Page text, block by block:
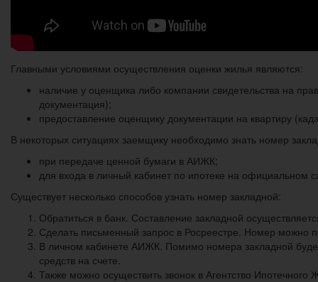
Главными условиями осуществления оценки жилья являются:
наличие у оценщика либо компании свидетельства на
документация);
предоставление оценщику документации на квартиру
В некоторых ситуациях заемщику необходимо знать номер
при передаче ценной бумаги в АИЖК;
для входа в личный кабинет по ипотеке на официальном
Существует несколько способов узнать номер закладной:
Обратиться в банк. Составление закладной
Сделать письменный запрос в Росреестре. Номер можно
В личном кабинете АИЖК. Помимо номера закладной
средств на счете.
Также можно осуществить звонок в Агентство